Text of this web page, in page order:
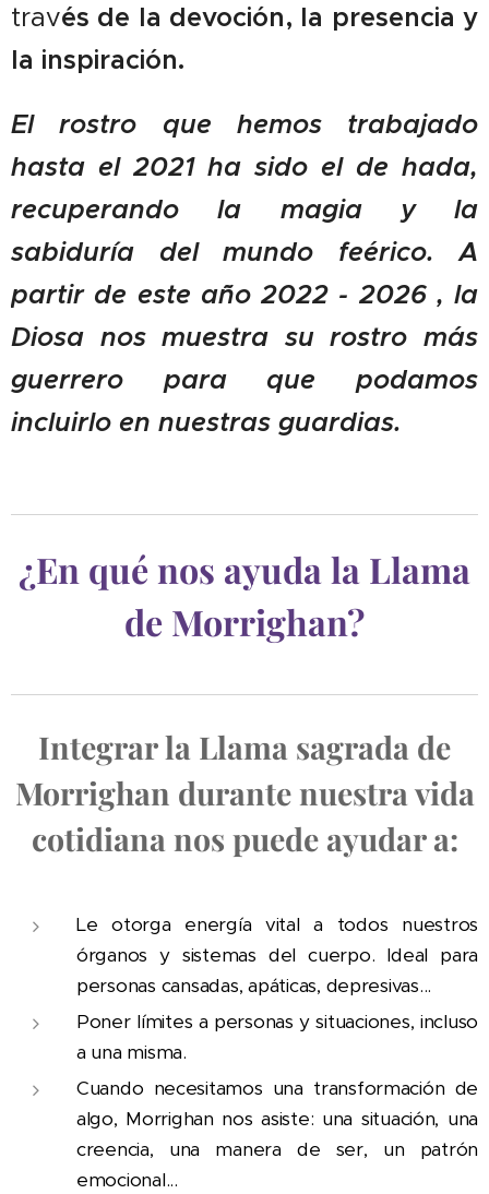
través de la devoción, la presencia y
la inspiración.
El rostro que hemos trabajado
hasta el 2021 ha sido el de hada,
recuperando la magia y la
sabiduría del mundo feérico. A
partir de este año 2022 - 2026 , la
Diosa nos muestra su rostro más
guerrero para que podamos
incluirlo en nuestras guardias.
¿En qué nos ayuda la Llama
de Morrighan?
Integrar la Llama sagrada de
Morrighan durante nuestra vida
cotidiana nos puede ayudar a:
Le otorga energía vital a todos nuestros
órganos y sistemas del cuerpo. Ideal para
personas cansadas, apáticas, depresivas...
Poner límites a personas y situaciones, incluso
a una misma.
Cuando necesitamos una transformación de
algo, Morrighan nos asiste: una situación, una
creencia, una manera de ser, un patrón
emocional...